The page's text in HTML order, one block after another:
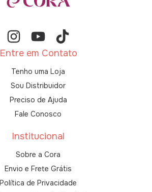
Entre em Contato
Tenho uma Loja
Sou Distribuidor
Preciso de Ajuda
Fale Conosco
Institucional
Sobre a Cora
Envio e Frete Grátis
Política de Privacidade